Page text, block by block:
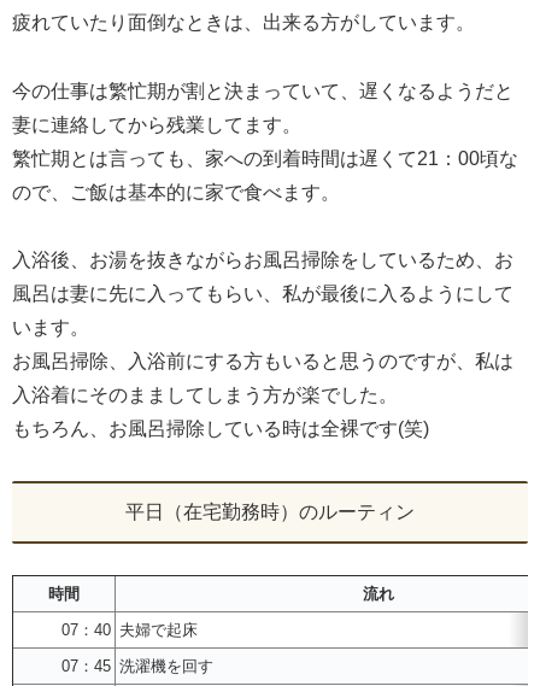
疲れていたり面倒なときは、出来る方がしています。
今の仕事は繁忙期が割と決まっていて、遅くなるようだと
妻に連絡してから残業してます。
繁忙期とは言っても、家への到着時間は遅くて21：00頃な
ので、ご飯は基本的に家で食べます。
入浴後、お湯を抜きながらお風呂掃除をしているため、お
風呂は妻に先に入ってもらい、私が最後に入るようにして
います。
お風呂掃除、入浴前にする方もいると思うのですが、私は
入浴着にそのまましてしまう方が楽でした。
もちろん、お風呂掃除している時は全裸です(笑)
平日（在宅勤務時）のルーティン
時間
流れ
07：40 夫婦で起床
07：45 洗濯機を回す